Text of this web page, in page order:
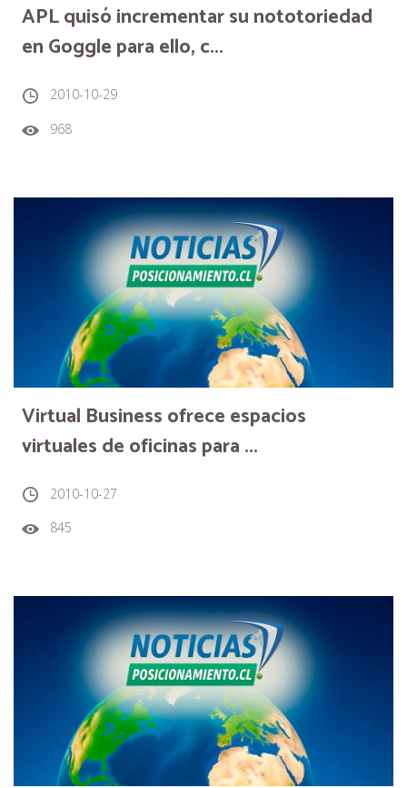
APL quisó incrementar su nototoriedad
en Goggle para ello, c...
2010-10-29
968
Virtual Business ofrece espacios
virtuales de oficinas para ...
2010-10-27
845